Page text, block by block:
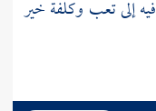
إلى تعب وكلفة خير